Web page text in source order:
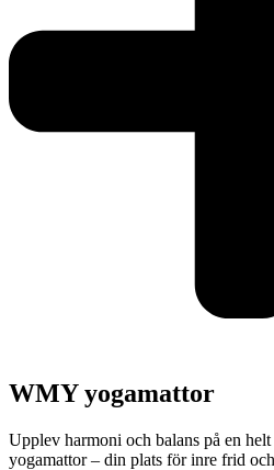
WMY yogamattor
Upplev harmoni och balans på en
yogamattor – din plats för inre frid